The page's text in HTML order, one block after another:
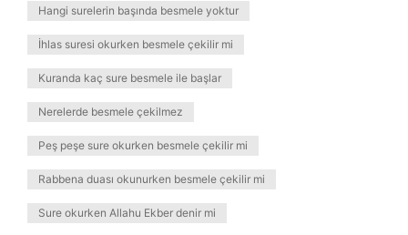
Hangi surelerin başında besmele yoktur
İhlas suresi okurken besmele çekilir mi
Kuranda kaç sure besmele ile başlar
Nerelerde besmele çekilmez
Peş peşe sure okurken besmele çekilir mi
Rabbena duası okunurken besmele çekilir mi
Sure okurken Allahu Ekber denir mi